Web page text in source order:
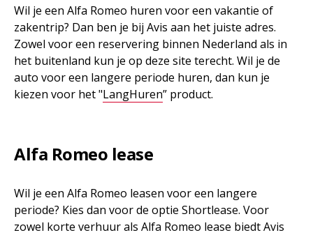
Wil je een Alfa Romeo huren voor een vakantie of
zakentrip? Dan ben je bij Avis aan het juiste adres.
Zowel voor een reservering binnen Nederland als in
het buitenland kun je op deze site terecht. Wil je de
auto voor een langere periode huren, dan kun je
kiezen voor het "LangHuren” product.
Alfa Romeo lease
Wil je een Alfa Romeo leasen voor een langere
periode? Kies dan voor de optie Shortlease. Voor
zowel korte verhuur als Alfa Romeo lease biedt Avis